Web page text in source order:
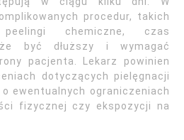
procedur, takich
chemiczne, czas
być dłuższy i wymagać
pacjenta. Lekarz powinien
dotyczących pielęgnacji
ewentualnych ograniczeniach
fizycznej czy ekspozycji na